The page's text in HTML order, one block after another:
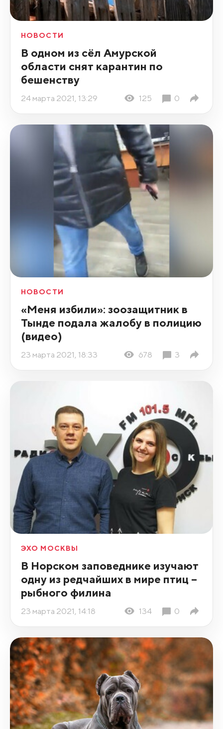
НОВОСТИ
В одном из сёл Амурской
области снят карантин по
бешенству
24 марта 2021, 13:29 125 0
НОВОСТИ
«Меня избили»: зоозащитник в
Тынде подала жалобу в полицию
(видео)
23 марта 2021, 18:33 678 3
ЭХО МОСКВЫ
В Норском заповеднике изучают
одну из редчайших в мире птиц –
рыбного филина
23 марта 2021, 14:18 134 0